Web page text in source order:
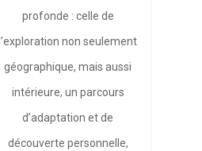
profonde : celle de
l’exploration non seulement
géographique, mais aussi
intérieure, un parcours
d’adaptation et de
découverte personnelle,